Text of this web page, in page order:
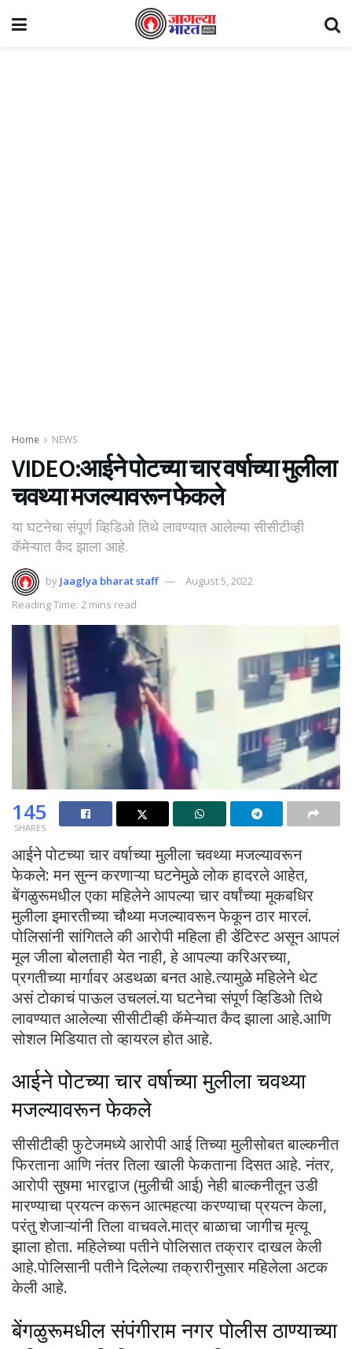
Home NEWS
VIDEO:आईने पोटच्या चार वर्षाच्या मुलीला
चवथ्या मजल्यावरून फेकले
या घटनेचा संपूर्ण व्हिडिओ तिथे लावण्यात आलेल्या सीसीटीव्ही
कॅमेऱ्यात कैद झाला आहे.
by Jaaglya bharat staff
August 5, 2022
Reading Time: 2 mins read
145
SHARES
आईने पोटच्या चार वर्षाच्या मुलीला चवथ्या मजल्यावरून
फेकले: मन सुन्न करणाऱ्या घटनेमुळे लोक हादरले आहेत,
बेंगळुरूमधील एका महिलेने आपल्या चार वर्षांच्या मूकबधिर
मुलीला इमारतीच्या चौथ्या मजल्यावरून फेकून ठार मारलं.
पोलिसांनी सांगितले की आरोपी महिला ही डेंटिस्ट असून आपलं
मूल जीला बोलताही येत नाही, हे आपल्या करिअरच्या,
प्रगतीच्या मार्गावर अडथळा बनत आहे.त्यामुळे महिलेने थेट
असं टोकाचं पाऊल उचललं.या घटनेचा संपूर्ण व्हिडिओ तिथे
लावण्यात आलेल्या सीसीटीव्ही कॅमेऱ्यात कैद झाला आहे.आणि
सोशल मिडियात तो व्हायरल होत आहे.
आईने पोटच्या चार वर्षाच्या मुलीला चवथ्या
मजल्यावरून फेकले
सीसीटीव्ही फुटेजमध्ये आरोपी आई तिच्या मुलीसोबत बाल्कनीत
फिरताना आणि नंतर तिला खाली फेकताना दिसत आहे. नंतर,
आरोपी सुषमा भारद्वाज (मुलीची आई) नेही बाल्कनीतून उडी
मारण्याचा प्रयत्न करून आत्महत्या करण्याचा प्रयत्न केला,
परंतु शेजाऱ्यांनी तिला वाचवले.मात्र बाळाचा जागीच मृत्यू
झाला होता. महिलेच्या पतीने पोलिसात तक्रार दाखल केली
आहे.पोलिसानी पतीने दिलेल्या तक्रारीनुसार महिलेला अटक
केली आहे.
बेंगळुरूमधील संपंगीराम नगर पोलीस ठाण्याच्या